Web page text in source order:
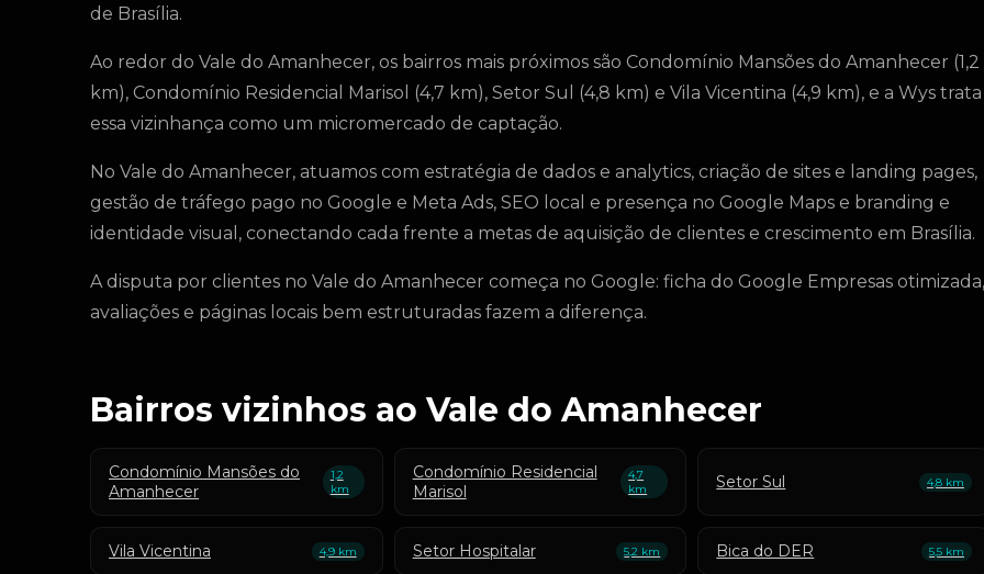
de Brasília.
Ao redor do Vale do Amanhecer, os bairros mais próximos são Condomínio Mansões do Amanhecer (1,2
km), Condomínio Residencial Marisol (4,7 km), Setor Sul (4,8 km) e Vila Vicentina (4,9 km), e a Wys trata
essa vizinhança como um micromercado de captação.
No Vale do Amanhecer, atuamos com estratégia de dados e analytics, criação de sites e landing pages,
gestão de tráfego pago no Google e Meta Ads, SEO local e presença no Google Maps e branding e
identidade visual, conectando cada frente a metas de aquisição de clientes e crescimento em Brasília.
A disputa por clientes no Vale do Amanhecer começa no Google: ficha do Google Empresas otimizada,
avaliações e páginas locais bem estruturadas fazem a diferença.
Bairros vizinhos ao Vale do Amanhecer
Condomínio Mansões do
Amanhecer
1,2
km
Condomínio Residencial
Marisol
4,7
km
Setor Sul 4,8 km
Vila Vicentina 4,9 km Setor Hospitalar 5,2 km Bica do DER 5,5 km